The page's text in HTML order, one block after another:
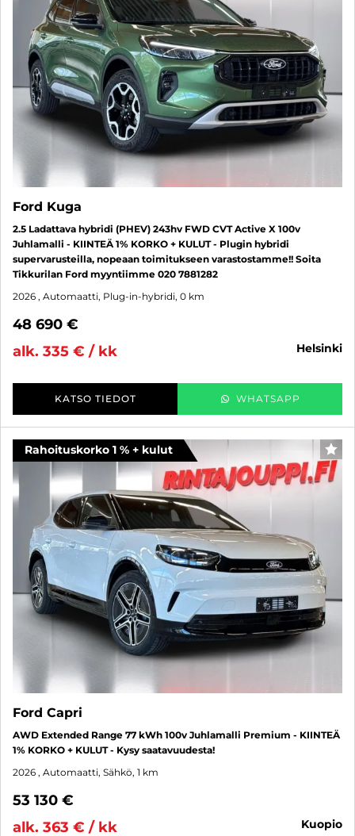
Ford Kuga
2.5 Ladattava hybridi (PHEV) 243hv FWD CVT Active X 100v
Juhlamalli - KIINTEÄ 1% KORKO + KULUT - Plugin hybridi
supervarusteilla, nopeaan toimitukseen varastostamme!! Soita
Tikkurilan Ford myyntiimme 020 7881282
2026 , Automaatti, Plug-in-hybridi, 0 km
48 690 €
alk. 335 € / kk
helsinki
KATSO TIEDOT WHATSAPP
Rahoituskorko 1 % + kulut
Ford Capri
AWD Extended Range 77 kWh 100v Juhlamalli Premium - KIINTEÄ
1% KORKO + KULUT - Kysy saatavuudesta!
2026 , Automaatti, Sähkö, 1 km
53 130 €
alk. 363 € / kk
kuopio